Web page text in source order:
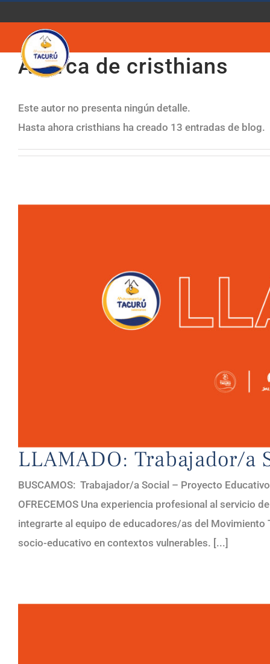
contenido
Acerca de cristhians
Este autor no presenta ningún detalle.
Hasta ahora cristhians ha creado 13 entradas de blog.
LLAMADO: Trabajador/a
BUSCAMOS: Trabajador/a Social – Proyecto
OFRECEMOS Una experiencia profesional al servicio
integrarte al equipo de educadores/as del Movimiento
socio-educativo en contextos vulnerables. [...]